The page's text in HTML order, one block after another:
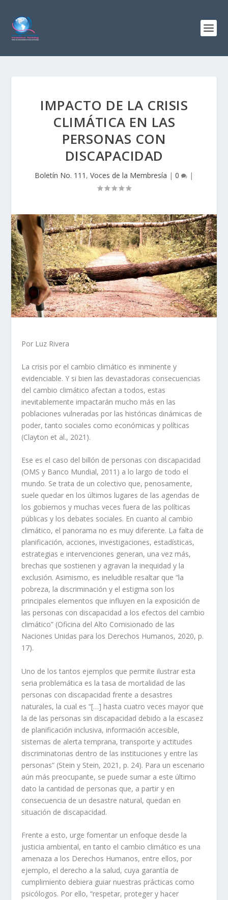
IMPACTO DE LA CRISIS
CLIMÁTICA EN LAS
PERSONAS CON
DISCAPACIDAD
Boletín No. 111 , Voces de la Membresía | 0 |
Por Luz Rivera
La crisis por el cambio climático es inminente y
evidenciable. Y si bien las devastadoras consecuencias
del cambio climático afectan a todos, estas
inevitablemente impactarán mucho más en las
poblaciones vulneradas por las históricas dinámicas de
poder, tanto sociales como económicas y políticas
(Clayton et al., 2021).
Ese es el caso del billón de personas con discapacidad
(OMS y Banco Mundial, 2011) a lo largo de todo el
mundo. Se trata de un colectivo que, penosamente,
suele quedar en los últimos lugares de las agendas de
los gobiernos y muchas veces fuera de las políticas
públicas y los debates sociales. En cuanto al cambio
climático, el panorama no es muy diferente. La falta de
planificación, acciones, investigaciones, estadísticas,
estrategias e intervenciones generan, una vez más,
brechas que sostienen y agravan la inequidad y la
exclusión. Asimismo, es ineludible resaltar que “la
pobreza, la discriminación y el estigma son los
principales elementos que influyen en la exposición de
las personas con discapacidad a los efectos del cambio
climático” (Oficina del Alto Comisionado de las
Naciones Unidas para los Derechos Humanos, 2020, p.
17).
Uno de los tantos ejemplos que permite ilustrar esta
seria problemática es la tasa de mortalidad de las
personas con discapacidad frente a desastres
naturales, la cual es “[…] hasta cuatro veces mayor que
la de las personas sin discapacidad debido a la escasez
de planificación inclusiva, información accesible,
sistemas de alerta temprana, transporte y actitudes
discriminatorias dentro de las instituciones y entre las
personas” (Stein y Stein, 2021, p. 24). Para un escenario
aún más preocupante, se puede sumar a este último
dato la cantidad de personas que, a partir y en
consecuencia de un desastre natural, quedan en
situación de discapacidad.
Frente a esto, urge fomentar un enfoque desde la
justicia ambiental, en tanto el cambio climático es una
amenaza a los Derechos Humanos, entre ellos, por
ejemplo, el derecho a la salud, cuya garantía de
cumplimiento debiera guiar nuestras prácticas como
psicólogos. Por ello, “respetar, proteger y hacer